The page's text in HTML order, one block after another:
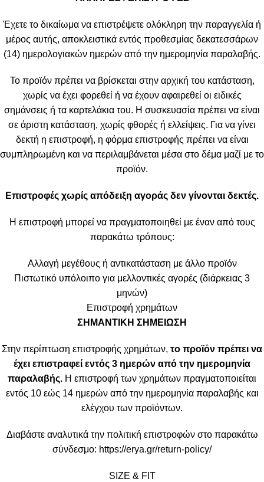
Έχετε το δικαίωμα να επιστρέψετε ολόκληρη την παραγγελία ή
μέρος αυτής, αποκλειστικά εντός προθεσμίας δεκατεσσάρων
(14) ημερολογιακών ημερών από την ημερομηνία παραλαβής.
Το προϊόν πρέπει να βρίσκεται στην αρχική του κατάσταση,
χωρίς να έχει φορεθεί ή να έχουν αφαιρεθεί οι ειδικές
σημάνσεις ή τα καρτελάκια του. Η συσκευασία πρέπει να είναι
σε άριστη κατάσταση, χωρίς φθορές ή ελλείψεις. Για να γίνει
δεκτή η επιστροφή, η φόρμα επιστροφής πρέπει να είναι
συμπληρωμένη και να περιλαμβάνεται μέσα στο δέμα μαζί με το
προϊόν.
Επιστροφές χωρίς απόδειξη αγοράς δεν γίνονται δεκτές.
Η επιστροφή μπορεί να πραγματοποιηθεί με έναν από τους
παρακάτω τρόπους:
Αλλαγή μεγέθους ή αντικατάσταση με άλλο προϊόν
Πιστωτικό υπόλοιπο για μελλοντικές αγορές (διάρκειας 3
μηνών)
Επιστροφή χρημάτων
ΣΗΜΑΝΤΙΚΗ ΣΗΜΕΙΩΣΗ
Στην περίπτωση επιστροφής χρημάτων, το προϊόν πρέπει να
έχει επιστραφεί εντός 3 ημερών από την ημερομηνία
παραλαβής. Η επιστροφή των χρημάτων πραγματοποιείται
εντός 10 εώς 14 ημερών από την ημερομηνία παραλαβής και
ελέγχου των προϊόντων.
Διαβάστε αναλυτικά την πολιτική επιστροφών στο παρακάτω
σύνδεσμο: https://erya.gr/return-policy/
SIZE & FIT